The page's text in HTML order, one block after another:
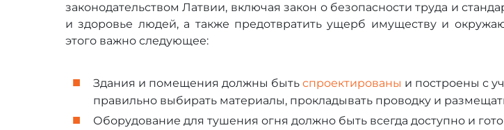
законодательством Латвии, включая закон о безопасности труда и
и здоровье людей, а также предотвратить ущерб имуществу и
этого важно следующее:
Здания и помещения должны бытьспроектированы и построены с
правильно выбирать материалы, прокладывать проводку и
Оборудование для тушения огня должно быть всегда доступно и